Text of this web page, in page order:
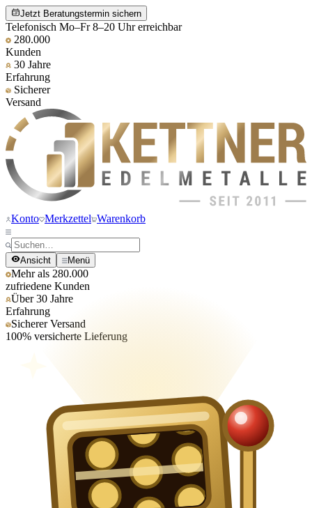
Jetzt Beratungstermin sichern
Telefonisch Mo–Fr 8–20 Uhr erreichbar
280.000
Kunden
30 Jahre
Erfahrung
Sicherer
Versand
Konto Merkzettel Warenkorb
Ansicht Menü
Mehr als 280.000
zufriedene Kunden
Über 30 Jahre
Erfahrung
Sicherer Versand
100% versicherte Lieferung